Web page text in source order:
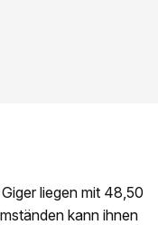
liegen mit 48,50
kann ihnen